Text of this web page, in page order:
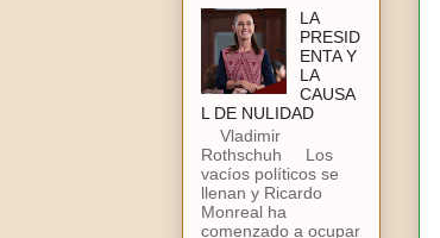
LA
PRESID
ENTA Y
LA
CAUSA
L DE NULIDAD
Vladimir
Rothschuh Los
vacíos políticos se
llenan y Ricardo
Monreal ha
comenzado a ocupar